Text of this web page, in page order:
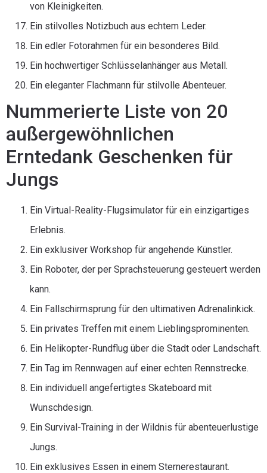
von Kleinigkeiten.
Ein stilvolles Notizbuch aus echtem Leder.
Ein edler Fotorahmen für ein besonderes Bild.
Ein hochwertiger Schlüsselanhänger aus Metall.
Ein eleganter Flachmann für stilvolle Abenteuer.
Nummerierte Liste von 20
außergewöhnlichen
Erntedank Geschenken für
Jungs
Ein Virtual-Reality-Flugsimulator für ein einzigartiges
Erlebnis.
Ein exklusiver Workshop für angehende Künstler.
Ein Roboter, der per Sprachsteuerung gesteuert werden
kann.
Ein Fallschirmsprung für den ultimativen Adrenalinkick.
Ein privates Treffen mit einem Lieblingsprominenten.
Ein Helikopter-Rundflug über die Stadt oder Landschaft.
Ein Tag im Rennwagen auf einer echten Rennstrecke.
Ein individuell angefertigtes Skateboard mit
Wunschdesign.
Ein Survival-Training in der Wildnis für abenteuerlustige
Jungs.
Ein exklusives Essen in einem Sternerestaurant.